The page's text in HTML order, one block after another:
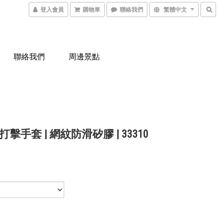
登入會員 購物車 聯絡我們 繁體中文
聯絡我們 周邊景點
擊手套 | 網紋防滑矽膠 | 33310